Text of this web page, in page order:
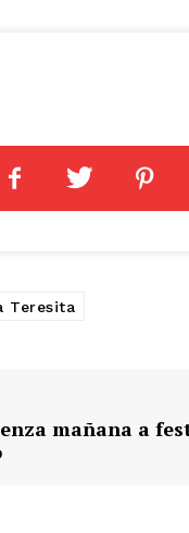
Teresita
mañana a